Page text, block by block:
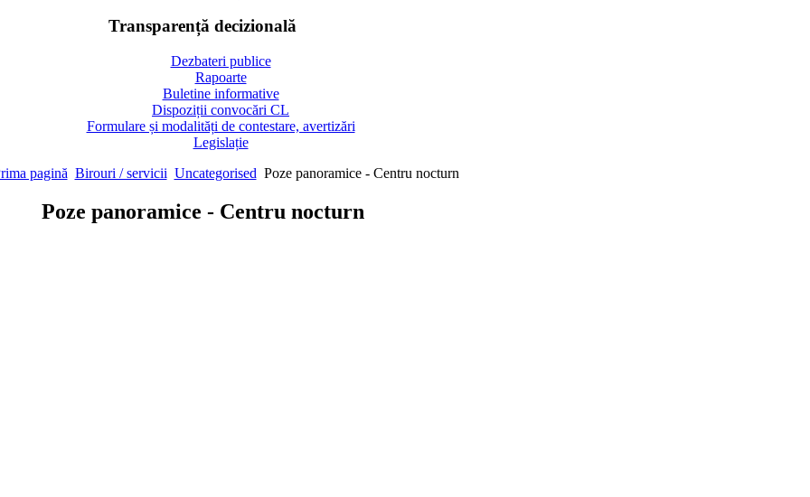
Transparență decizională
Dezbateri publice
Rapoarte
Buletine informative
Dispoziții convocări CL
Formulare și modalități de contestare, avertizări
Legislație
pagină Birouri / servicii Uncategorised Poze panoramice - Centru nocturn
Poze panoramice - Centru nocturn